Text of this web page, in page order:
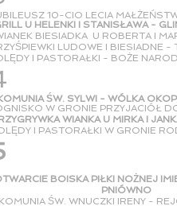
10-CIO LECIA
U HELENKI I STANISŁAWA -
BIESIADKA U ROBERTA I
LUDOWE I BIESIADNE
I PASTORAŁKI - BOŻE
ŚW. SYLWI - WÓLKA
W GRONIE PRZYJACIÓŁ
WIANKA U MIRKA I
I PASTORAŁKI W GRONIE
BOISKA PIŁKI NOŻNEJ
ŚW. WNUCZKI IRENY -